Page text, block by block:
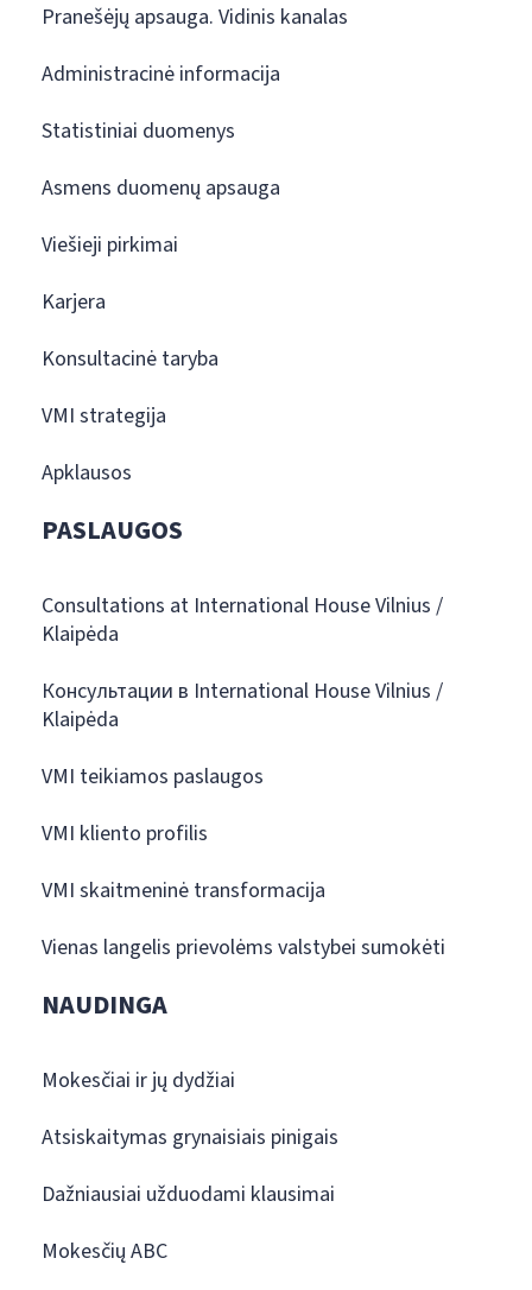
Pranešėjų apsauga. Vidinis kanalas
Administracinė informacija
Statistiniai duomenys
Asmens duomenų apsauga
Viešieji pirkimai
Karjera
Konsultacinė taryba
VMI strategija
Apklausos
PASLAUGOS
Consultations at International House Vilnius /
Klaipėda
Консультации в International House Vilnius /
Klaipėda
VMI teikiamos paslaugos
VMI kliento profilis
VMI skaitmeninė transformacija
Vienas langelis prievolėms valstybei sumokėti
NAUDINGA
Mokesčiai ir jų dydžiai
Atsiskaitymas grynaisiais pinigais
Dažniausiai užduodami klausimai
Mokesčių ABC